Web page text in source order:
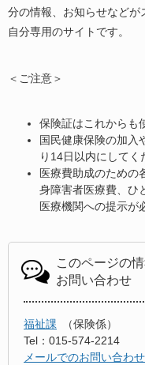
分の情報、お知らせなどが
自分専用のサイトです。
＜ご注意＞
保険証はこれからも
国民健康保険の加入
り14日以内にしてく
医療費助成のための
身障害者医療費、ひ
医療機関への提示が
このページの
お問い合わせ
福祉課
保険係
Tel：015-574-2214
メールでのお問い合わ